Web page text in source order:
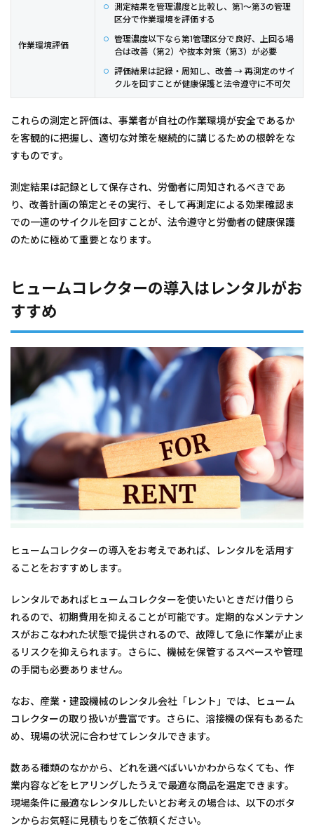
作業環境評価
測定結果を管理濃度と比較し、第1〜第3の管理
区分で作業環境を評価する
管理濃度以下なら第1管理区分で良好、上回る場
合は改善（第2）や抜本対策（第3）が必要
評価結果は記録・周知し、改善 → 再測定のサイ
クルを回すことが健康保護と法令遵守に不可欠
これらの測定と評価は、事業者が自社の作業環境が安全であるか
を客観的に把握し、適切な対策を継続的に講じるための根幹をな
すものです。
測定結果は記録として保存され、労働者に周知されるべきであ
り、改善計画の策定とその実行、そして再測定による効果確認ま
での一連のサイクルを回すことが、法令遵守と労働者の健康保護
のために極めて重要となります。
ヒュームコレクターの導入はレンタルがお
すすめ
ヒュームコレクターの導入をお考えであれば、レンタルを活用す
ることをおすすめします。
レンタルであればヒュームコレクターを使いたいときだけ借りら
れるので、初期費用を抑えることが可能です。定期的なメンテナン
スがおこなわれた状態で提供されるので、故障して急に作業が止ま
るリスクを抑えられます。さらに、機械を保管するスペースや管理
の手間も必要ありません。
なお、産業・建設機械のレンタル会社「レント」では、ヒューム
コレクターの取り扱いが豊富です。さらに、溶接機の保有もあるた
め、現場の状況に合わせてレンタルできます。
数ある種類のなかから、どれを選べばいいかわからなくても、作
業内容などをヒアリングしたうえで最適な商品を選定できます。
現場条件に最適なレンタルしたいとお考えの場合は、以下のボタ
ンからお気軽に見積もりをご依頼ください。